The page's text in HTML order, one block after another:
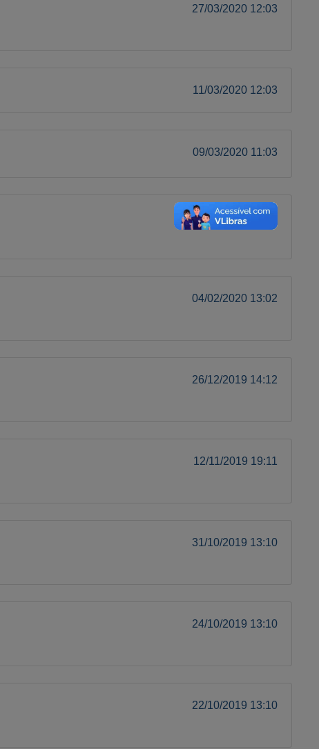
27/03/2020 12:03
11/03/2020 12:03
09/03/2020 11:03
04/03/2020 13:03
04/02/2020 13:02
26/12/2019 14:12
12/11/2019 19:11
31/10/2019 13:10
24/10/2019 13:10
22/10/2019 13:10